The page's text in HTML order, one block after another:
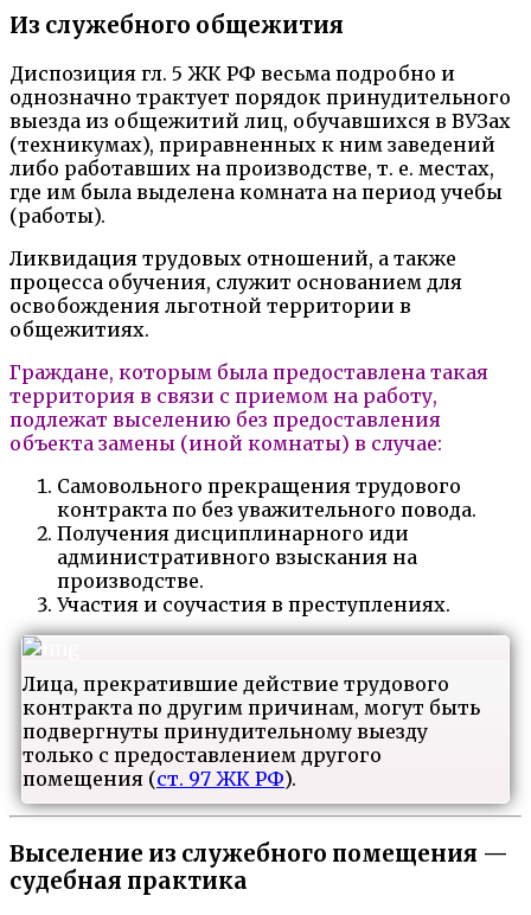
Из служебного общежития
Диспозиция гл. 5 ЖК РФ весьма подробно и
однозначно трактует порядок принудительного
выезда из общежитий лиц, обучавшихся в ВУЗах
(техникумах), приравненных к ним заведений
либо работавших на производстве, т. е. местах,
где им была выделена комната на период учебы
(работы).
Ликвидация трудовых отношений, а также
процесса обучения, служит основанием для
освобождения льготной территории в
общежитиях.
Граждане, которым была предоставлена такая
территория в связи с приемом на работу,
подлежат выселению без предоставления
объекта замены (иной комнаты) в случае:
Самовольного прекращения трудового
контракта по без уважительного повода.
Получения дисциплинарного иди
административного взыскания на
производстве.
Участия и соучастия в преступлениях.
Лица, прекратившие действие трудового
контракта по другим причинам, могут быть
подвергнуты принудительному выезду
только с предоставлением другого
помещения (ст. 97 ЖК РФ).
Выселение из служебного помещения —
судебная практика